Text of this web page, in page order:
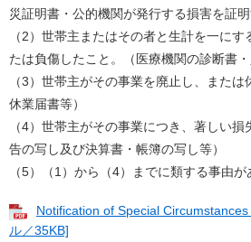
災証明書・公的機関が発行する損害を証明
（2）世帯主またはその者と生計を一に
たは負傷したこと。（医療機関の診断書
（3）世帯主がその事業を廃止し、または
休業届書等）
（4）世帯主がその事業につき、著しい
告の写し及び決算書・帳簿の写し等）
（5）（1）から（4）までに類する事由が
Notification of Special
ル／35KB]